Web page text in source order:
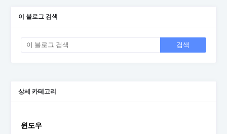
이 블로그 검색
상세 카테고리
윈도우